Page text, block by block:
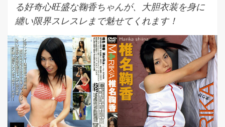
る好奇心旺盛な鞠香ちゃんが、大胆衣装を身に
纏い限界スレスレまで魅せてくれます！